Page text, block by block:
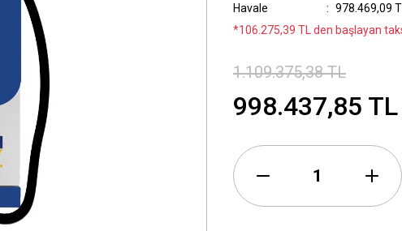
Havale
978.469,09
*106.275,39 TL den başlayan
1.109.375,38 TL
998.437,85 TL